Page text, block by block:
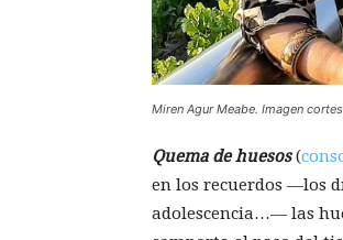
Miren Agur Meabe. Imagen
Quema de huesos(
en los recuerdos —los
adolescencia…— las